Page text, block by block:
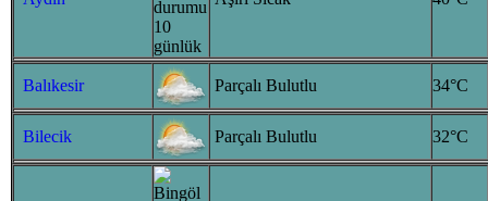
Balıkesir Parçalı Bulutlu 34°C
Bilecik Parçalı Bulutlu 32°C